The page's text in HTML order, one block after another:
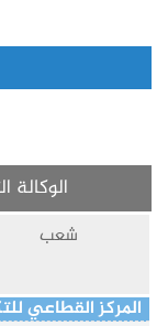
شعب
المركز القطاعي